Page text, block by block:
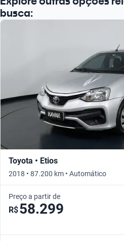
busca:
Toyota • Etios
2018 • 87.200 km • Automático
Preço a partir de
R$58.299